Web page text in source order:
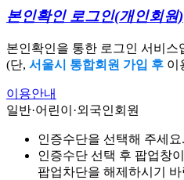
본인확인 로그인(개인회원)
본인확인을 통한 로그인 서비스
(단, 서울시 통합회원 가입 후 이
이용안내
일반·어린이·외국인회원
인증수단을 선택해 주세요.
인증수단 선택 후 팝업창
팝업차단을 해제하시기 바